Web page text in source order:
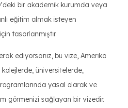
bir akademik kurumda veya
eğitim almak isteyen
tasarlanmıştır.
ediyorsanız, bu vize, Amerika
üniversitelerde,
yasal olarak ve
görmenizi sağlayan bir vizedir.